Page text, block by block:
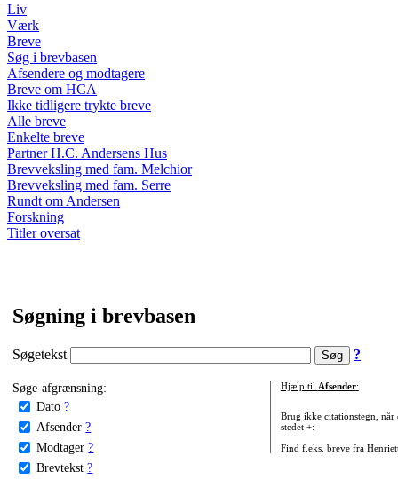
Liv
Værk
Breve
Søg i brevbasen
Afsendere og modtagere
Breve om HCA
Ikke tidligere trykte breve
Alle breve
Enkelte breve
Partner H.C. Andersens Hus
Brevveksling med fam. Melchior
Brevveksling med fam. Serre
Rundt om Andersen
Forskning
Titler oversat
Søgning i brevbasen
Søgetekst ?
Søge-afgrænsning:
Dato ?
Afsender ?
Modtager ?
Brevtekst ?
Hjælp til Afsender:
Brug ikke citationstegn, når
stedet +:
Find f.eks. breve fra